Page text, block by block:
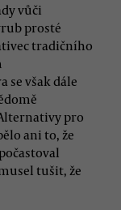
vůči
prosté
tradičního
se však dále
pro
ani to, že
tušit, že